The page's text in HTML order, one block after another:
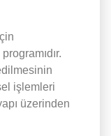
işlemleri
üzerinden